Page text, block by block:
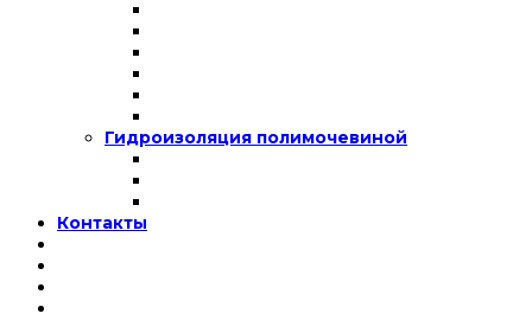
Гидроизоляция полимочевиной
Контакты